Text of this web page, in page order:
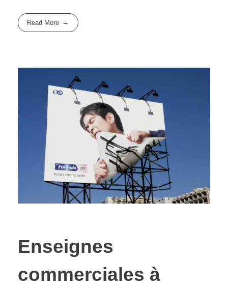
Read More
Enseignes
commerciales à